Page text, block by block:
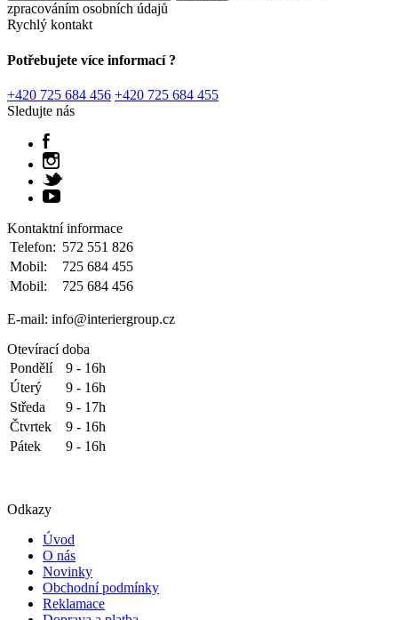
zpracováním osobních údajů
Rychlý kontakt
Potřebujete více informací ?
+420 725 684 456 +420 725 684 455
Sledujte nás
Kontaktní informace
Telefon: 572 551 826
Mobil:
725 684 455
Mobil:
725 684 456
E-mail: info@interiergroup.cz
Otevírací doba
Pondělí
9 - 16h
Úterý
9 - 16h
Středa
9 - 17h
Čtvrtek
9 - 16h
Pátek
9 - 16h
Odkazy
Úvod
O nás
Novinky
Obchodní podmínky
Reklamace